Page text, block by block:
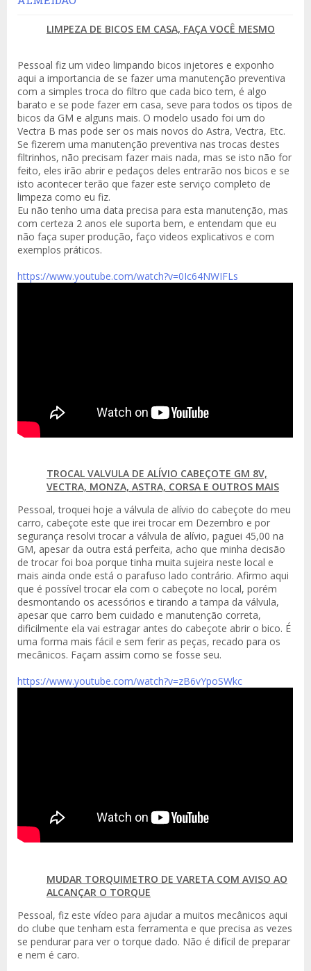
LIMPEZA DE BICOS EM CASA, FAÇA VOCÊ MESMO
Pessoal fiz um video limpando bicos injetores e exponho
aqui a importancia de se fazer uma manutenção preventiva
com a simples troca do filtro que cada bico tem, é algo
barato e se pode fazer em casa, seve para todos os tipos de
bicos da GM e alguns mais. O modelo usado foi um do
Vectra B mas pode ser os mais novos do Astra, Vectra, Etc.
Se fizerem uma manutenção preventiva nas trocas destes
filtrinhos, não precisam fazer mais nada, mas se isto não for
feito, eles irão abrir e pedaços deles entrarão nos bicos e se
isto acontecer terão que fazer este serviço completo de
limpeza como eu fiz.
Eu não tenho uma data precisa para esta manutenção, mas
com certeza 2 anos ele suporta bem, e entendam que eu
não faça super produção, faço videos explicativos e com
exemplos práticos.
https://www.youtube.com/watch?v=0Ic64NWIFLs
TROCAL VALVULA DE ALÍVIO CABEÇOTE GM 8V,
VECTRA, MONZA, ASTRA, CORSA E OUTROS MAIS
Pessoal, troquei hoje a válvula de alívio do cabeçote do meu
carro, cabeçote este que irei trocar em Dezembro e por
segurança resolvi trocar a válvula de alívio, paguei 45,00 na
GM, apesar da outra está perfeita, acho que minha decisão
de trocar foi boa porque tinha muita sujeira neste local e
mais ainda onde está o parafuso lado contrário. Afirmo aqui
que é possível trocar ela com o cabeçote no local, porém
desmontando os acessórios e tirando a tampa da válvula,
apesar que carro bem cuidado e manutenção correta,
dificilmente ela vai estragar antes do cabeçote abrir o bico. É
uma forma mais fácil e sem ferir as peças, recado para os
mecânicos. Façam assim como se fosse seu.
https://www.youtube.com/watch?v=zB6vYpoSWkc
MUDAR TORQUIMETRO DE VARETA COM AVISO AO
ALCANÇAR O TORQUE
Pessoal, fiz este vídeo para ajudar a muitos mecânicos aqui
do clube que tenham esta ferramenta e que precisa as vezes
se pendurar para ver o torque dado. Não é difícil de preparar
e nem é caro.